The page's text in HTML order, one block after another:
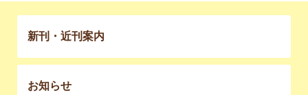
新刊・近刊案内
お知らせ